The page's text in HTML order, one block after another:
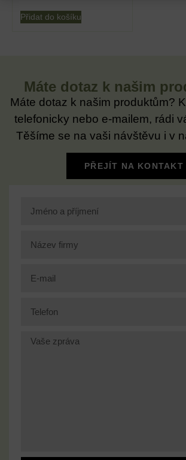
Přidat do košíku
Máte dotaz k našim
Máte dotaz k našim produktům?
telefonicky nebo e-mailem, rádi
Těšíme se na vaši návštěvu i v
PŘEJÍT NA KONTAKT